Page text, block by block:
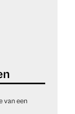
van een